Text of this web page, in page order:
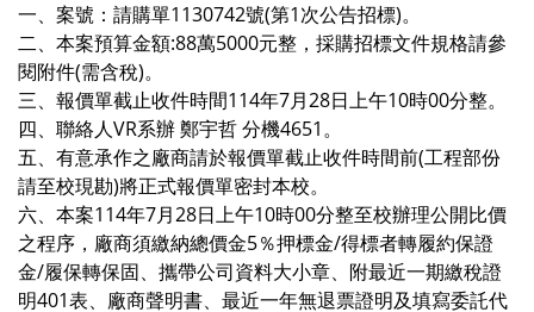
一、案號：請購單1130742號(第1次公告招標)。
二、本案預算金額:88萬5000元整，採購招標文件規格請參
閱附件(需含稅)。
三、報價單截止收件時間114年7月28日上午10時00分整。
四、聯絡人VR系辦 鄭宇哲 分機4651。
五、有意承作之廠商請於報價單截止收件時間前(工程部份
請至校現勘)將正式報價單密封本校。
六、本案114年7月28日上午10時00分整至校辦理公開比價
之程序，廠商須繳納總價金5％押標金/得標者轉履約保證
金/履保轉保固、攜帶公司資料大小章、附最近一期繳稅證
明401表、廠商聲明書、最近一年無退票證明及填寫委託代